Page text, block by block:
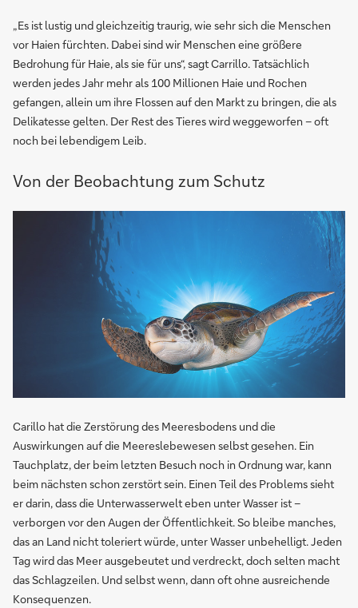
„Es ist lustig und gleichzeitig traurig, wie sehr sich die Menschen
vor Haien fürchten. Dabei sind wir Menschen eine größere
Bedrohung für Haie, als sie für uns“, sagt Carrillo. Tatsächlich
werden jedes Jahr mehr als 100 Millionen Haie und Rochen
gefangen, allein um ihre Flossen auf den Markt zu bringen, die als
Delikatesse gelten. Der Rest des Tieres wird weggeworfen – oft
noch bei lebendigem Leib.
Von der Beobachtung zum Schutz
Carillo hat die Zerstörung des Meeresbodens und die
Auswirkungen auf die Meereslebewesen selbst gesehen. Ein
Tauchplatz, der beim letzten Besuch noch in Ordnung war, kann
beim nächsten schon zerstört sein. Einen Teil des Problems sieht
er darin, dass die Unterwasserwelt eben unter Wasser ist –
verborgen vor den Augen der Öffentlichkeit. So bleibe manches,
das an Land nicht toleriert würde, unter Wasser unbehelligt. Jeden
Tag wird das Meer ausgebeutet und verdreckt, doch selten macht
das Schlagzeilen. Und selbst wenn, dann oft ohne ausreichende
Konsequenzen.